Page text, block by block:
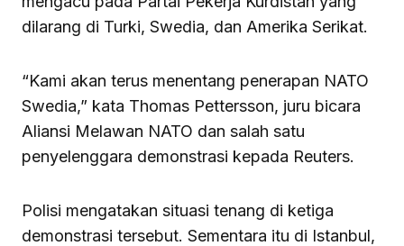
dilarang di Turki, Swedia, dan Amerika Serikat.
“Kami akan terus menentang penerapan NATO
Swedia,” kata Thomas Pettersson, juru bicara
Aliansi Melawan NATO dan salah satu
penyelenggara demonstrasi kepada Reuters.
Polisi mengatakan situasi tenang di ketiga
demonstrasi tersebut. Sementara itu di Istanbul,